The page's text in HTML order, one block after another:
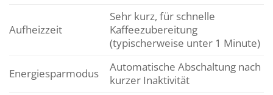
Aufheizzeit
Sehr kurz, für schnelle
Kaffeezubereitung
(typischerweise unter 1 Minute)
Energiesparmodus
Automatische Abschaltung nach
kurzer Inaktivität